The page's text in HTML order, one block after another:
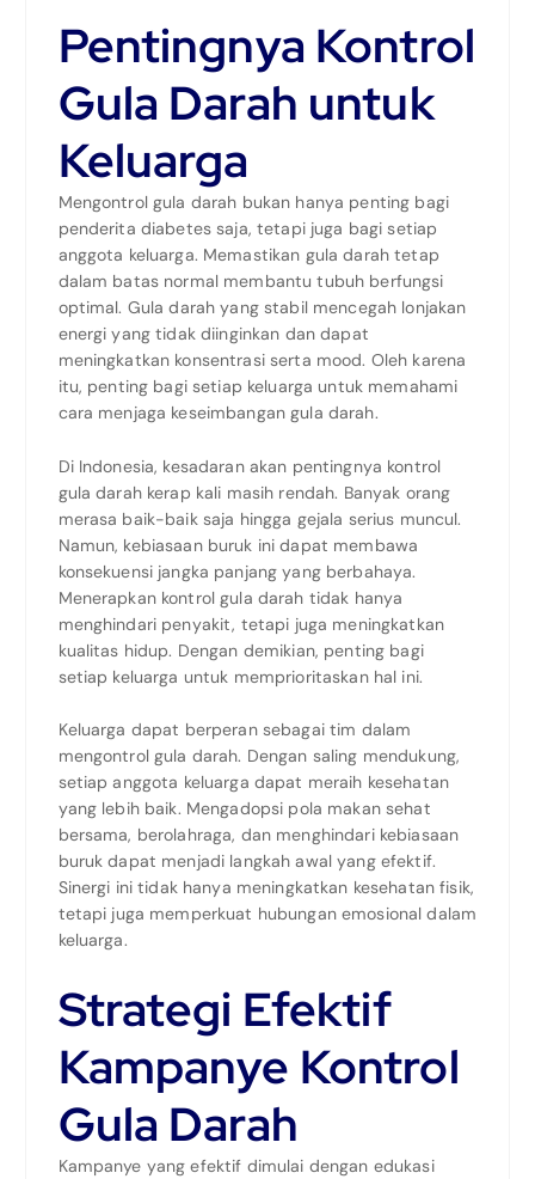
Pentingnya Kontrol
Gula Darah untuk
Keluarga
Mengontrol gula darah bukan hanya penting bagi
penderita diabetes saja, tetapi juga bagi setiap
anggota keluarga. Memastikan gula darah tetap
dalam batas normal membantu tubuh berfungsi
optimal. Gula darah yang stabil mencegah lonjakan
energi yang tidak diinginkan dan dapat
meningkatkan konsentrasi serta mood. Oleh karena
itu, penting bagi setiap keluarga untuk memahami
cara menjaga keseimbangan gula darah.
Di Indonesia, kesadaran akan pentingnya kontrol
gula darah kerap kali masih rendah. Banyak orang
merasa baik-baik saja hingga gejala serius muncul.
Namun, kebiasaan buruk ini dapat membawa
konsekuensi jangka panjang yang berbahaya.
Menerapkan kontrol gula darah tidak hanya
menghindari penyakit, tetapi juga meningkatkan
kualitas hidup. Dengan demikian, penting bagi
setiap keluarga untuk memprioritaskan hal ini.
Keluarga dapat berperan sebagai tim dalam
mengontrol gula darah. Dengan saling mendukung,
setiap anggota keluarga dapat meraih kesehatan
yang lebih baik. Mengadopsi pola makan sehat
bersama, berolahraga, dan menghindari kebiasaan
buruk dapat menjadi langkah awal yang efektif.
Sinergi ini tidak hanya meningkatkan kesehatan fisik,
tetapi juga memperkuat hubungan emosional dalam
keluarga.
Strategi Efektif
Kampanye Kontrol
Gula Darah
Kampanye yang efektif dimulai dengan edukasi